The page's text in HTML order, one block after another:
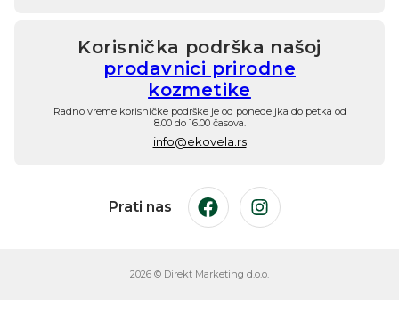
Korisnička podrška našoj
prodavnici prirodne
kozmetike
Radno vreme korisničke podrške je od ponedeljka do petka od
8.00 do 16.00 časova.
info@ekovela.rs
Prati nas FacebookInstagram
2026 © Direkt Marketing d.o.o.